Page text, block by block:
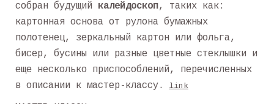
собран будущий калейдоскоп, таких как:
картонная основа от рулона бумажных
полотенец, зеркальный картон или фольга,
бисер, бусины или разные цветные стеклышки и
еще несколько приспособлений, перечисленных
в описании к мастер-классу.
link